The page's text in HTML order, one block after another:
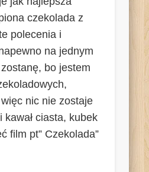
czekolada z
polecenia i
na jednym
bo jestem
nic nie zostaje
kawał ciasta, kubek
film pt” Czekolada”